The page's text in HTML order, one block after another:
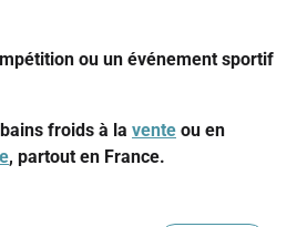
ou un événement sportif
froids à la vente ou en
, partout en France.